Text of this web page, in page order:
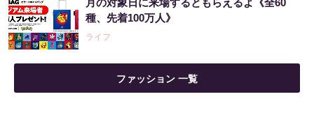
種、先着100万人》
ライフ
ファッション 一覧